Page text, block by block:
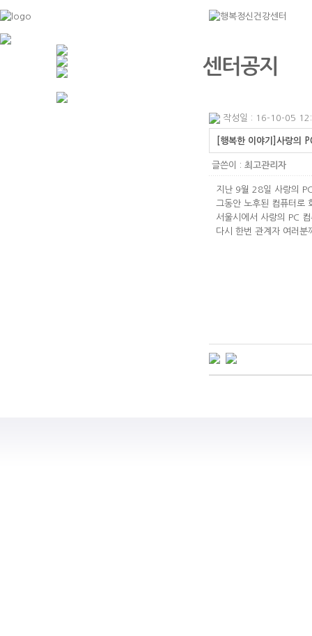
센터공지
작성일 : 16-10-05
[행복한 이야기]사랑의
글쓴이 : 최고관리자
지난 9월 28일 사랑의
그동안 노후된 컴퓨터로
서울시에서 사랑의 PC
다시 한번 관계자 여러